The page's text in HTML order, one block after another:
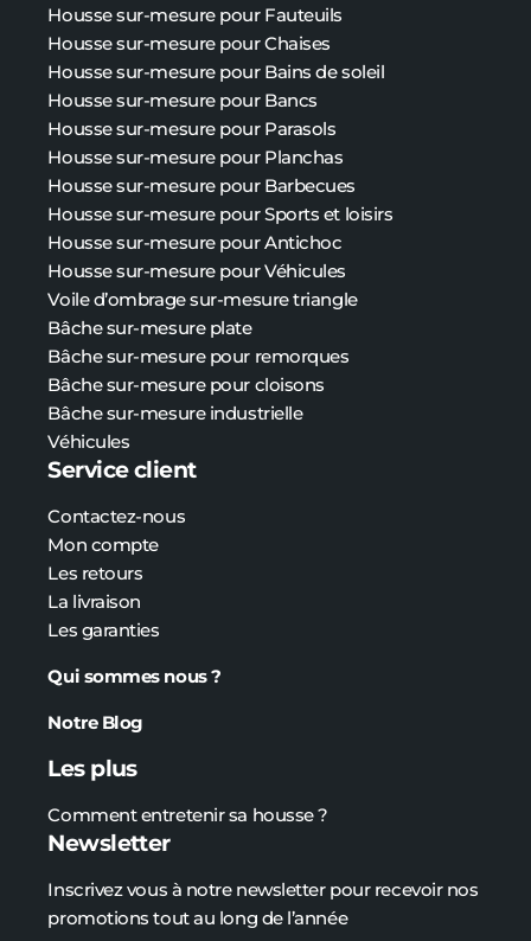
Housse sur-mesure pour Fauteuils
Housse sur-mesure pour Chaises
Housse sur-mesure pour Bains de soleil
Housse sur-mesure pour Bancs
Housse sur-mesure pour Parasols
Housse sur-mesure pour Planchas
Housse sur-mesure pour Barbecues
Housse sur-mesure pour Sports et loisirs
Housse sur-mesure pour Antichoc
Housse sur-mesure pour Véhicules
Voile d’ombrage sur-mesure triangle
Bâche sur-mesure plate
Bâchesur-mesurepour remorques
Bâchesur-mesurepour cloisons
Bâchesur-mesureindustrielle
Véhicules
Service client
Contactez-nous
Mon compte
Les retours
La livraison
Les garanties
Qui sommes nous ?
Notre Blog
Les plus
Comment entretenir sa housse ?
Newsletter
Inscrivez vous à notre newsletter pour recevoir nos
promotions tout au long de l’année